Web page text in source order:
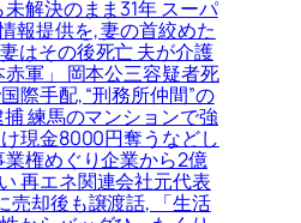
解決のまま31年 スーパ
報提供を, 妻の首絞めた
はその後死亡 夫が介護
軍」 岡本公三容疑者死
際手配, “刑務所仲間”の
練馬のマンションで強
現金8000円奪うなどし
権めぐり企業から2億
再エネ関連会社元代表
売却後も譲渡話, 「生活